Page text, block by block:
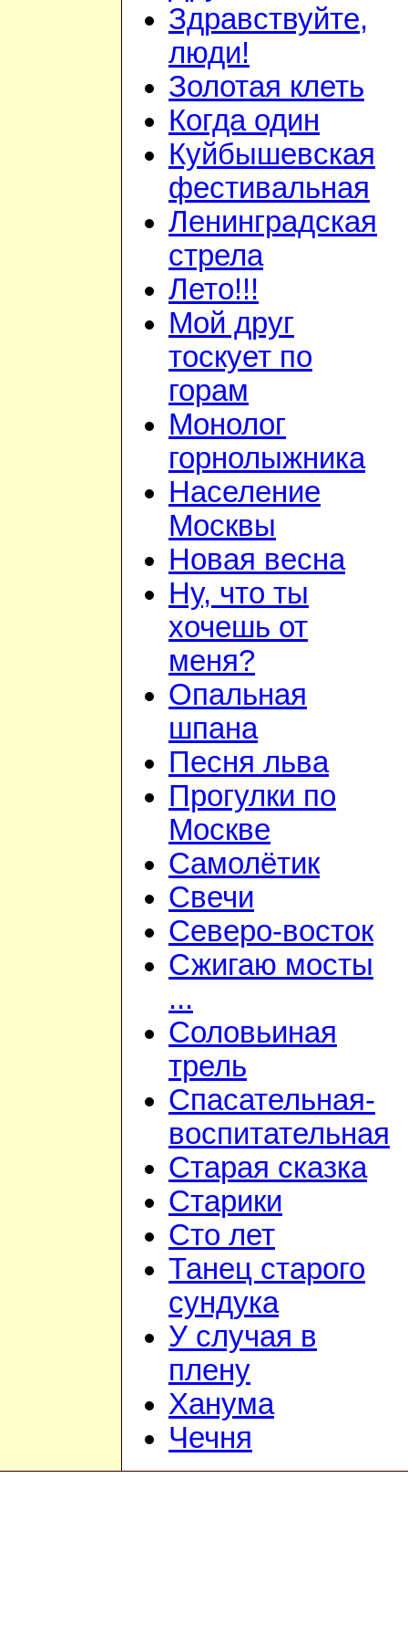
Здравствуйте,
люди!
Золотая клеть
Когда один
Куйбышевская
фестивальная
Ленинградская
стрела
Лето!!!
Мой друг
тоскует по
горам
Монолог
горнолыжника
Население
Москвы
Новая весна
Ну, что ты
хочешь от
меня?
Опальная
шпана
Песня льва
Прогулки по
Москве
Самолётик
Свечи
Северо-восток
Сжигаю мосты
...
Соловьиная
трель
Спасательная-
воспитательная
Старая сказка
Старики
Сто лет
Танец старого
сундука
У случая в
плену
Ханума
Чечня